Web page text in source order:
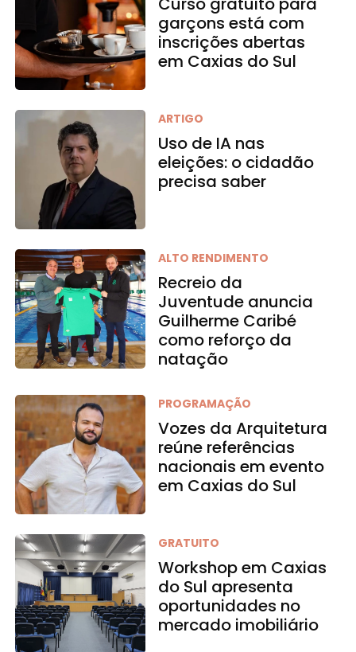
garçons está com
inscrições abertas
em Caxias do Sul
ARTIGO
Uso de IA nas
eleições: o cidadão
precisa saber
ALTO RENDIMENTO
Recreio da
Juventude anuncia
Guilherme Caribé
como reforço da
natação
PROGRAMAÇÃO
Vozes da Arquitetura
reúne referências
nacionais em evento
em Caxias do Sul
GRATUITO
Workshop em Caxias
do Sul apresenta
oportunidades no
mercado imobiliário